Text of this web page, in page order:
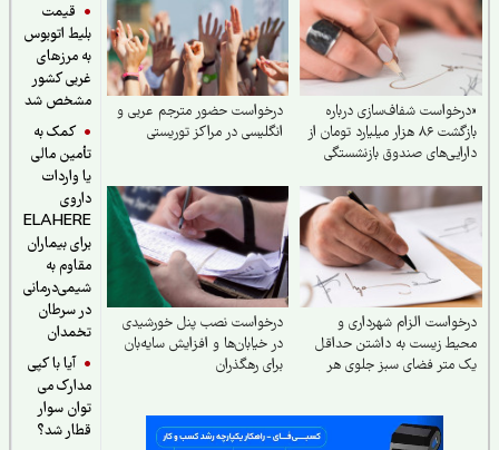
قیمت
بلیط اتوبوس
به مرزهای
غربی کشور
مشخص شد
کمک به
تأمین مالی
یا واردات
داروی
ELAHERE
برای بیماران
مقاوم به
شیمی‌درمانی
در سرطان
تخمدان
آیا با کپی
مدارک می
توان سوار
قطار شد؟
«درخواست شفاف‌سازی درباره
بازگشت ۸۶ هزار میلیارد تومان از
دارایی‌های صندوق بازنشستگی
جهت تحقق مطالبات و بهبود
معیشت بازنشستگان»
درخواست حضور مترجم عربی و
انگلیسی در مراکز توریستی
درخواست الزام شهرداری و
محیط زیست به داشتن حداقل
یک متر فضای سبز جلوی هر
درخواست نصب پنل خورشیدی
در خیابان‌ها و افزایش سایه‌بان
برای رهگذران